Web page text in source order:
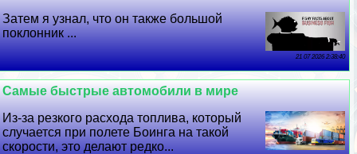
Затем я узнал, что он также большой
поклонник ...
21 07 2026 2:38:40
Самые быстрые автомобили в мире
Из-за резкого расхода топлива, который
случается при полете Боинга на такой
скорости, это делают редко...